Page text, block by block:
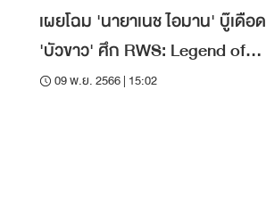
เผยโฉม 'นายาเนช ไอมาน' บู๊เดือด
'บัวขาว' ศึก RWS: Legend of
Rajadamnern
09 พ.ย. 2566 | 15:02